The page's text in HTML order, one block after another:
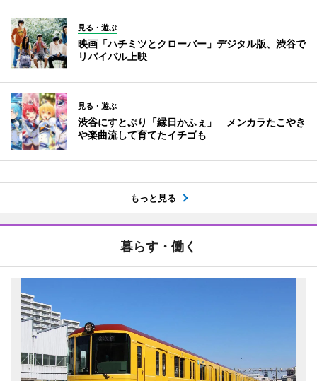
見る・遊ぶ
映画「ハチミツとクローバー」デジタル版、渋谷で
リバイバル上映
見る・遊ぶ
渋谷にすとぷり「縁日かふぇ」 メンカラたこやき
や楽曲流して育てたイチゴも
もっと見る
暮らす・働く